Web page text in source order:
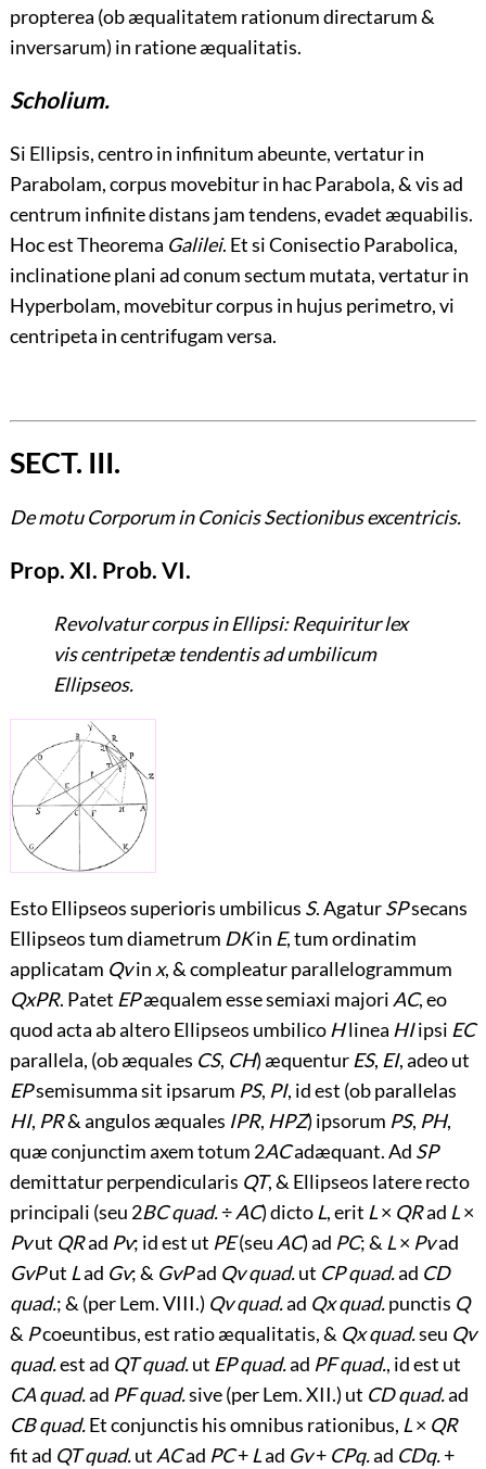
propterea (ob æqualitatem rationum directarum &
inversarum) in ratione æqualitatis.
Scholium.
Si Ellipsis, centro in infinitum abeunte, vertatur in
Parabolam, corpus movebitur in hac Parabola, & vis ad
centrum infinite distans jam tendens, evadet æquabilis.
Hoc est Theorema Galilei. Et si Conisectio Parabolica,
inclinatione plani ad conum sectum mutata, vertatur in
Hyperbolam, movebitur corpus in hujus perimetro, vi
centripeta in centrifugam versa.
SECT. III.
De motu Corporum in Conicis Sectionibus excentricis.
Prop. XI. Prob. VI.
Revolvatur corpus in Ellipsi: Requiritur lex
vis centripetæ tendentis ad umbilicum
Ellipseos.
Esto Ellipseos superioris umbilicus S. AgaturSPsecans
Ellipseos tum diametrum DKin E, tum ordinatim
applicatam Qvin x, & compleatur parallelogrammum
QxPR. Patet EPæqualem esse semiaxi majori AC, eo
quod acta ab altero Ellipseos umbilico Hlinea HIipsi EC
parallela, (ob æquales CS, CH) æquentur ES, EI, adeo ut
EPsemisumma sit ipsarum PS, PI, id est (ob parallelas
HI, PR& angulos æquales IPR, HPZ) ipsorum PS, PH,
quæ conjunctim axem totum 2ACadæquant. Ad SP
demittatur perpendicularis QT, & Ellipseos latere recto
principali (seu 2BC quad.÷AC) dicto L, erit L× QRad L×
Pvut QRad Pv; id est ut PE(seu AC) ad PC; & L× Pvad
GvPut Lad Gv;& GvPad Qv quad.ut CP quad.ad CD
quad.; & (per Lem. VIII.) Qv quad.ad Qx quad.punctis Q
& Pcoeuntibus, est ratio æqualitatis, & Qx quad.seu Qv
quad.est ad QT quad.ut EP quad.ad PF quad., id est ut
CA quad.ad PF quad.sive (per Lem. XII.) ut CD quad.ad
CB quad.Et conjunctis his omnibus rationibus, L× QR
fit ad QT quad.ut ACad PC+ Lad Gv+ CPq.ad CDq.+